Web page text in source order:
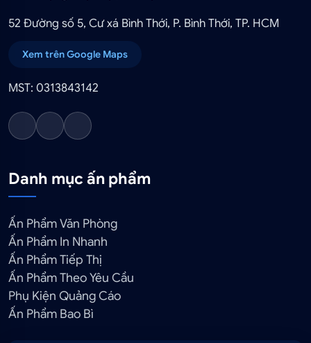
52 Đường số 5, Cư xá Bình Thới, P. Bình Thới, TP. HCM
Xem trên Google Maps
MST: 0313843142
Danh mục ấn phẩm
Ấn Phẩm Văn Phòng
Ấn Phẩm In Nhanh
Ấn Phẩm Tiếp Thị
Ấn Phẩm Theo Yêu Cầu
Phụ Kiện Quảng Cáo
Ấn Phẩm Bao Bì